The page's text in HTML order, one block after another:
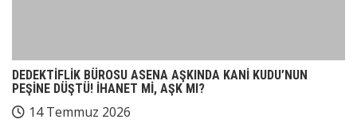
DEDEKTİFLİK BÜROSU ASENA AŞKINDA KANİ KUDU’NUN
PEŞİNE DÜŞTÜ! İHANET Mİ, AŞK MI?
14 Temmuz 2026